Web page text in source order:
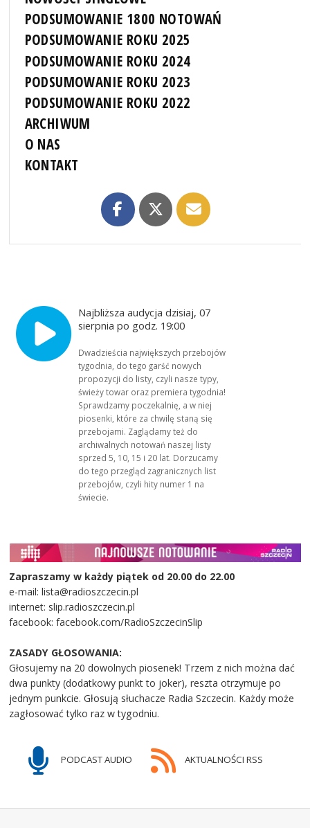
PODSUMOWANIE 1800 NOTOWAŃ
PODSUMOWANIE ROKU 2025
PODSUMOWANIE ROKU 2024
PODSUMOWANIE ROKU 2023
PODSUMOWANIE ROKU 2022
ARCHIWUM
O NAS
KONTAKT
Najbliższa audycja dzisiaj, 07
sierpnia po godz. 19:00
Dwadzieścia największych przebojów
tygodnia, do tego garść nowych
propozycji do listy, czyli nasze typy,
świeży towar oraz premiera tygodnia!
Sprawdzamy poczekalnię, a w niej
piosenki, które za chwilę staną się
przebojami. Zaglądamy też do
archiwalnych notowań naszej listy
sprzed 5, 10, 15 i 20 lat. Dorzucamy
do tego przegląd zagranicznych list
przebojów, czyli hity numer 1 na
świecie.
Zapraszamy w każdy piątek od 20.00 do 22.00
e-mail: lista@radioszczecin.pl
internet: slip.radioszczecin.pl
facebook: facebook.com/RadioSzczecinSlip
ZASADY GŁOSOWANIA:
Głosujemy na 20 dowolnych piosenek! Trzem z nich można dać
dwa punkty (dodatkowy punkt to joker), reszta otrzymuje po
jednym punkcie. Głosują słuchacze Radia Szczecin. Każdy może
zagłosować tylko raz w tygodniu.
PODCAST AUDIO AKTUALNOŚCI RSS